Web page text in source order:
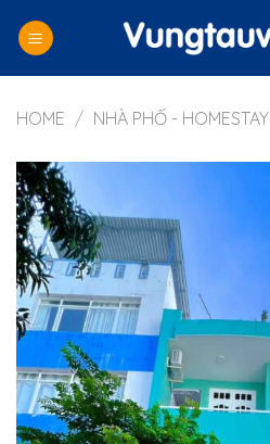
HOME / NHÀ PHỐ - HOMESTAY